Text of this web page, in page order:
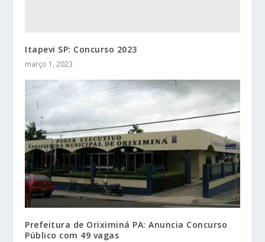
Itapevi SP: Concurso 2023
março 1, 2023
Prefeitura de Oriximiná PA: Anuncia Concurso
Público com 49 vagas